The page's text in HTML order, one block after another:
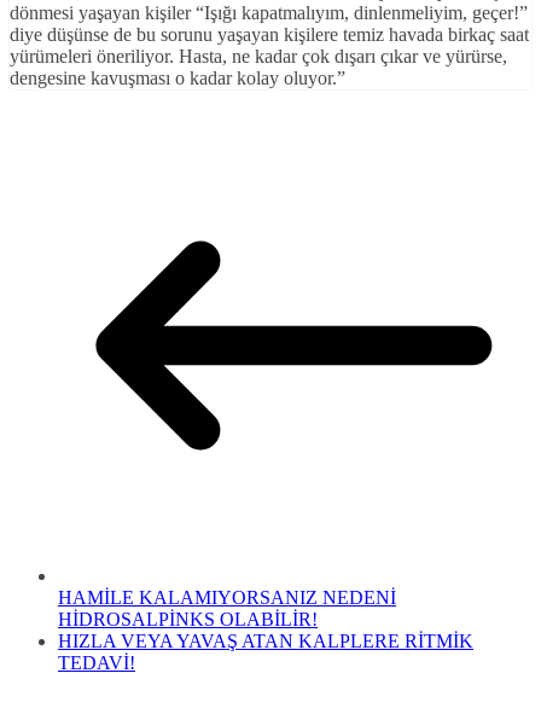
dönmesi yaşayan kişiler “Işığı kapatmalıyım, dinlenmeliyim, geçer!”
diye düşünse de bu sorunu yaşayan kişilere temiz havada birkaç saat
yürümeleri öneriliyor. Hasta, ne kadar çok dışarı çıkar ve yürürse,
dengesine kavuşması o kadar kolay oluyor.”
HAMİLE KALAMIYORSANIZ NEDENİ
HİDROSALPİNKS OLABİLİR!
HIZLA VEYA YAVAŞ ATAN KALPLERE RİTMİK
TEDAVİ!